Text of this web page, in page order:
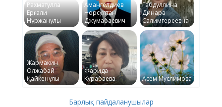
Рахматулла
Ерғали
Нұржанұлы
Амангелдиев
Норсултан
Джумабаевич
Габдуллина
Динара
Салимгереевна
Жармакин
Олжабай
Қайкенұлы
Фарида
Курабаева
Асем Муслимова
Барлық пайдаланушылар